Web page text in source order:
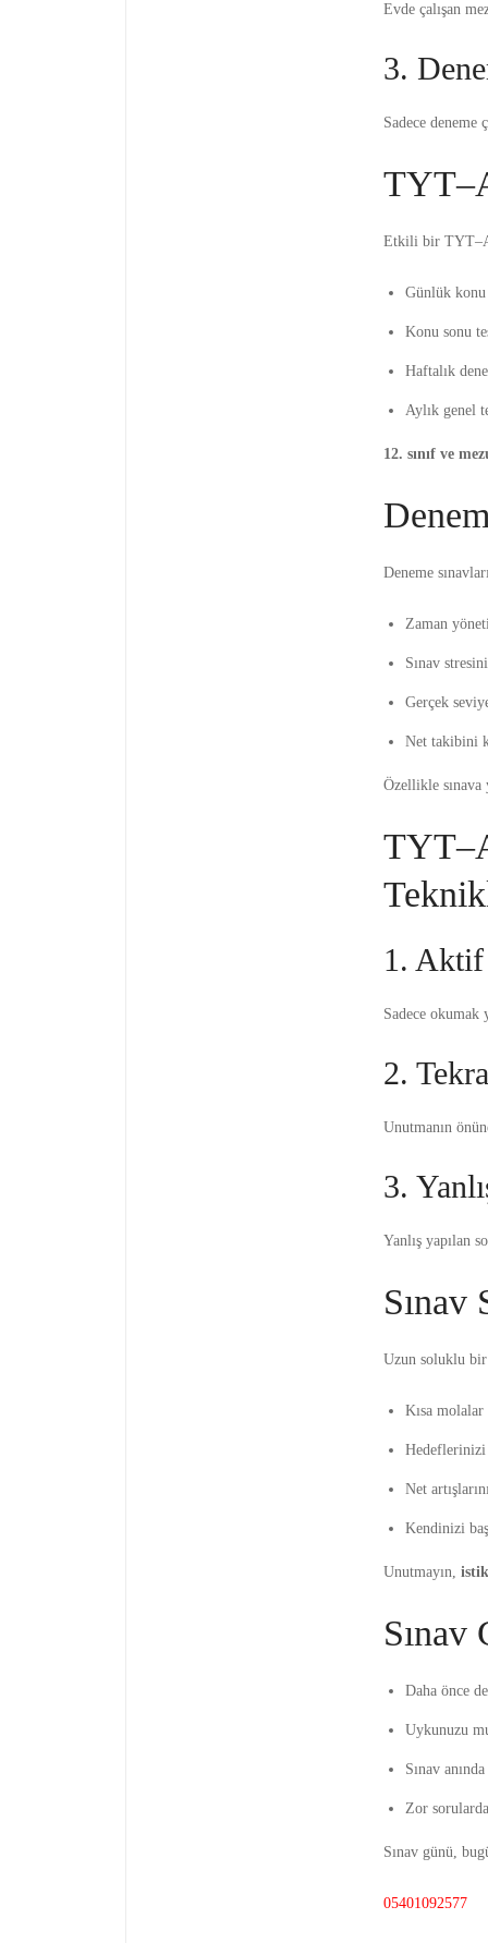
Evde çalışan
3.
Sadece deneme
Etkili bir
Günlük konu
Konu sonu
Haftalık
Aylık genel
12. sınıf ve
Deneme
Zaman
Sınav
Gerçek
Net takibini
Özellikle sınava
1. Aktif
Sadece okumak
2.
Unutmanın
3.
Yanlış yapılan
Sınav
Uzun soluklu bir
Kısa
Hedeflerinizi
Net
Kendinizi
Unutmayın,
Sınav
Daha önce
Uykunuzu
Sınav
Zor
Sınav günü,
05401092577